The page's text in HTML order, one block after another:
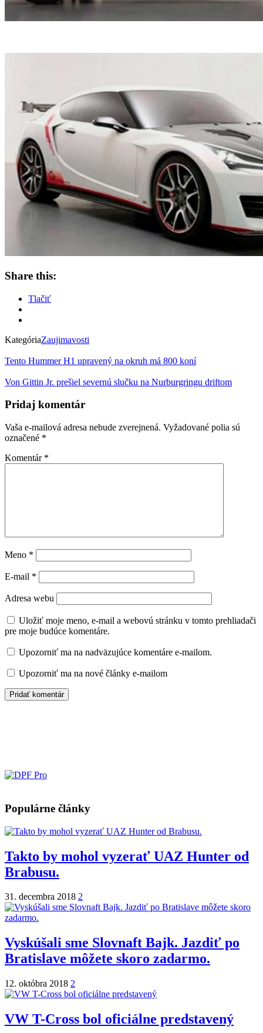
Share this:
Tlačiť
KategóriaZaujimavosti
Tento Hummer H1 upravený na okruh má 800 koní
Von Gittin Jr. prešiel severnú slučku na Nurburgringu driftom
Pridaj komentár
Vaša e-mailová adresa nebude zverejnená. Vyžadované polia sú
označené *
Komentár *
Meno *
E-mail *
Adresa webu
Uložiť moje meno, e-mail a webovú stránku v tomto prehliadači
pre moje budúce komentáre.
Upozorniť ma na nadväzujúce komentáre e-mailom.
Upozorniť ma na nové články e-mailom
Populárne články
Takto by mohol vyzerať UAZ Hunter od
Brabusu.
31. decembra 2018 2
Vyskúšali sme Slovnaft Bajk. Jazdiť po
Bratislave môžete skoro zadarmo.
12. októbra 2018 2
VW T-Cross bol oficiálne predstavený